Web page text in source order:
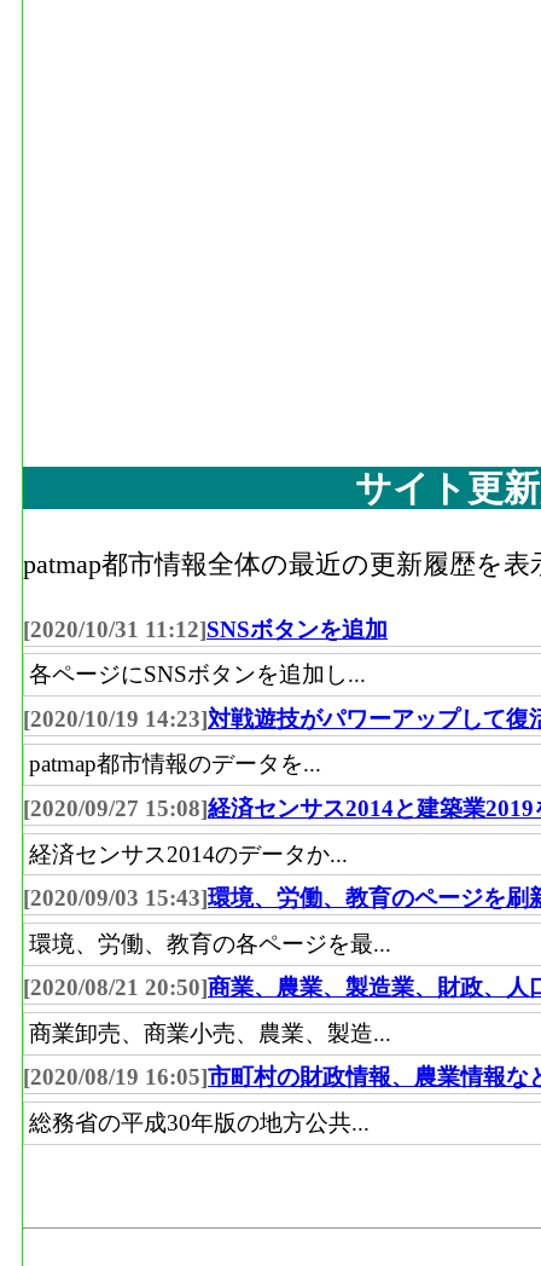
サイト更
patmap都市情報全体の最近の更新履歴を表
[2020/10/31 11:12]SNSボタンを追加
各ページにSNSボタンを追加し...
[2020/10/19 14:23]対戦遊技がパワーアップして復
patmap都市情報のデータを...
[2020/09/27 15:08]経済センサス2014と建築業2019
経済センサス2014のデータか...
[2020/09/03 15:43]環境、労働、教育のページを刷
環境、労働、教育の各ページを最...
[2020/08/21 20:50]商業、農業、製造業、財政、人
商業卸売、商業小売、農業、製造...
[2020/08/19 16:05]市町村の財政情報、農業情報な
総務省の平成30年版の地方公共...